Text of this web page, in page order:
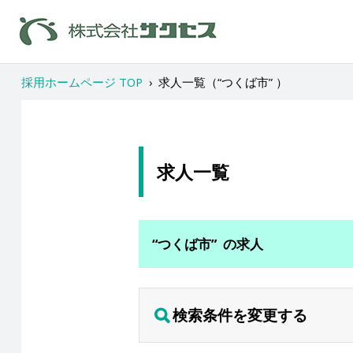
採用ホームページ TOP › 求人一覧（“つくば市” ）
求人一覧
“つくば市” の求人
検索条件を変更する